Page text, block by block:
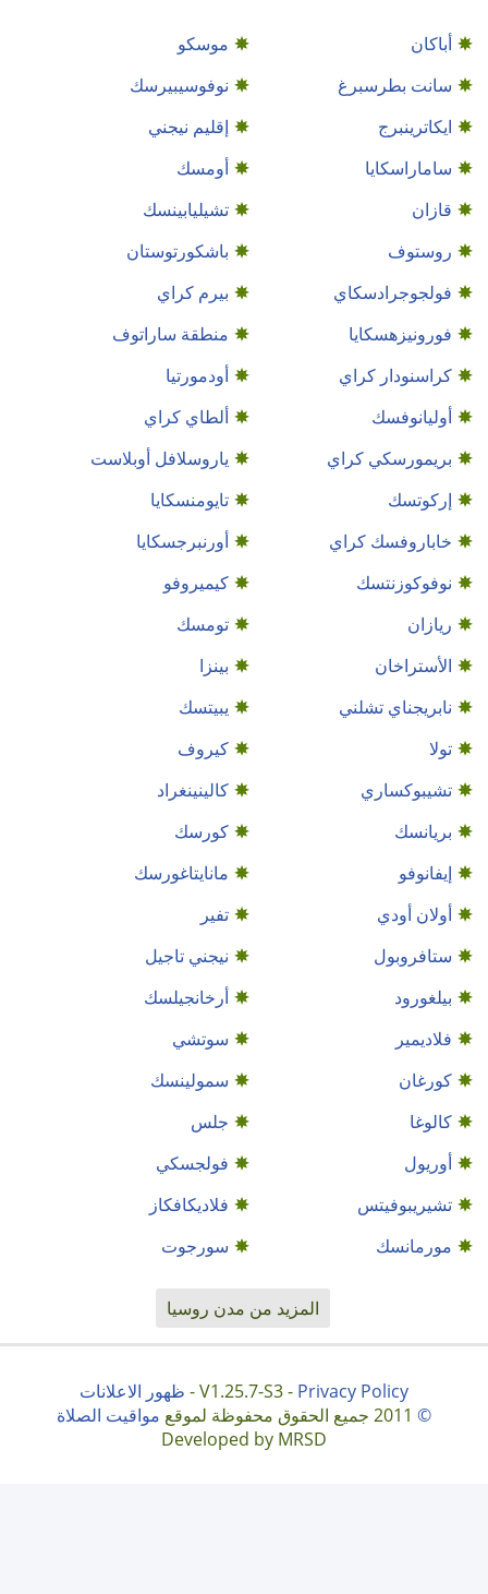
أباكان
موسكو
سانت بطرسبرغ
نوفوسيبيرسك
ايكاترينبرج
إقليم نيجني
ساماراسكايا
أومسك
قازان
تشيليابينسك
روستوف
باشكورتوستان
فولجوجرادسكاي
بيرم كراي
فورونيزهسكايا
منطقة ساراتوف
كراسنودار كراي
أودمورتيا
أوليانوفسك
ألطاي كراي
بريمورسكي كراي
ياروسلافل أوبلاست
إركوتسك
تايومنسكايا
خاباروفسك كراي
أورنبرجسكايا
نوفوكوزنتسك
كيميروفو
ريازان
تومسك
الأستراخان
بينزا
نابريجناي تشلني
يبيتسك
تولا
كيروف
تشيبوكساري
كالينينغراد
بريانسك
كورسك
إيفانوفو
مانايتاغورسك
أولان أودي
تفير
ستافروبول
نيجني تاجيل
بيلغورود
أرخانجيلسك
فلاديمير
سوتشي
كورغان
سمولينسك
كالوغا
جلس
أوريول
فولجسكي
تشيريبوفيتس
فلاديكافكاز
مورمانسك
سورجوت
المزيد من مدن روسيا
V1.25.7-S3 - Privacy Policy
- ظهور الاعلانات
©
مواقيت الصلاة
Developed by MRSD